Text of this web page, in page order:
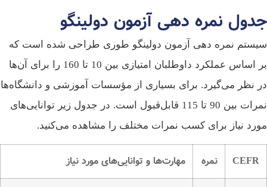
نمره دهی آزمون دولینگو
نمره دهی آزمون دولینگو طوری طراحی شده است که
بر اساس عملکرد داوطلبان امتیازی بین 10 تا 160 را برای آن‌ها
نظر می‌گیرد. برای بسیاری از مؤسسات آموزشی و دانشگاه‌ها
نمرات بین 90 تا 115 قابل‌قبول است. در جدول زیر توانایی‌های
نیاز برای کسب نمرات مختلف را مشاهده می‌کنید.
CEFR نمره مهارت‌ها و توانایی‌های مورد نیاز